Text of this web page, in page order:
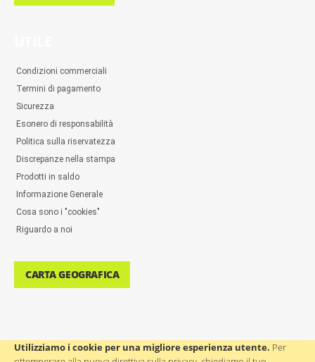
Utilizziamo i cookie per una migliore esperienza utente. Per
Condizioni commerciali
Termini di pagamento
Sicurezza
Esonero di responsabilità
Politica sulla riservatezza
Discrepanze nella stampa
Prodotti in saldo
Informazione Generale
Cosa sono i "cookies"
Riguardo a noi
CARTA GEOGRAFICA